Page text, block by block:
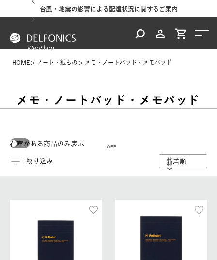
台風・地震の影響による配達状況に関するご案内
HOME ノート・紙もの メモ・ノートパッド・メモパッド
メモ・ノートパッド・メモパッド
在庫がある商品のみ表示
絞り込み 新着順